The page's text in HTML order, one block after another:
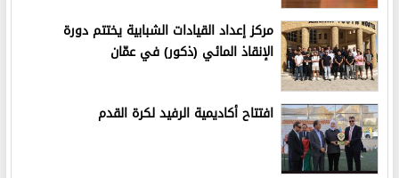
مركز إعداد القيادات الشبابية يختتم دورة
الإنقاذ المائي (ذكور) في عمّان
افتتاح أكاديمية الرفيد لكرة القدم